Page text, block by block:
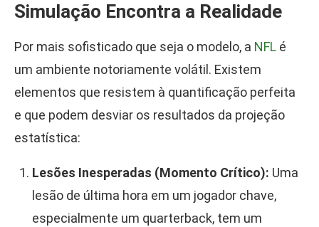
Simulação Encontra a Realidade
Por mais sofisticado que seja o modelo, a NFL é
um ambiente notoriamente volátil. Existem
elementos que resistem à quantificação perfeita
e que podem desviar os resultados da projeção
estatística:
Lesões Inesperadas (Momento Crítico): Uma
lesão de última hora em um jogador chave,
especialmente um quarterback, tem um